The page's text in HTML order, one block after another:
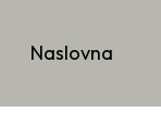
Naslovna